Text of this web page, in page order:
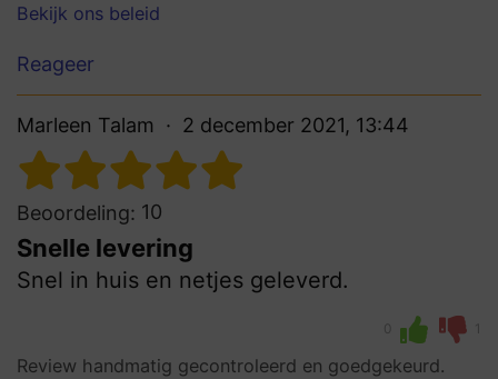
Bekijk ons beleid
Reageer
Marleen Talam 2 december 2021, 13:44
Beoordeling: 10
Snelle levering
Snel in huis en netjes geleverd.
0 1
Review handmatig gecontroleerd en goedgekeurd.